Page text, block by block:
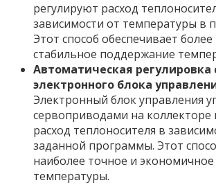
регулируют расход
зависимости от температуры в
Этот способ обеспечивает
стабильное поддержание
Автоматическая
электронного блока
Электронный блок управления
сервоприводами на коллекторе
расход теплоносителя в
заданной программы. Этот
наиболее точное и
температуры.